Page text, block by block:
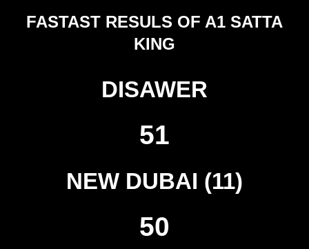
FASTAST RESULS OF A1 SATTA
KING
DISAWER
51
NEW DUBAI (11)
50